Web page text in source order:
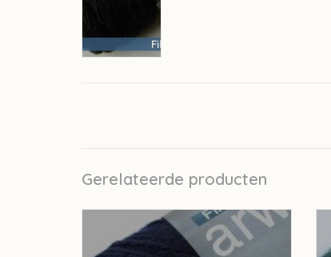
Gerelateerde producten
Filcolana Filcolana Arwetta -Blue Nights 195
TOEVOEGEN AAN WINKELWAGEN